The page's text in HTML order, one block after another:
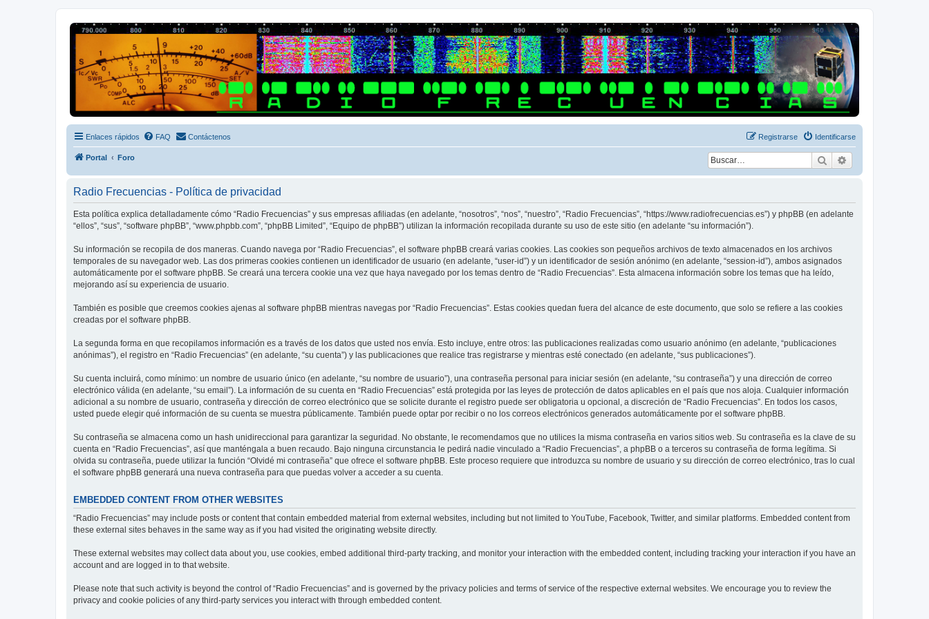
Radio Frecuencias
Foro de Radio Frecuencias
Enlaces rápidos FAQ Contáctenos Identificarse
Registrarse
Portal Foro Buscar
Radio Frecuencias - Política de privacidad
Esta política explica detalladamente cómo “Radio Frecuencias” y sus empresas afiliadas (en adelante, “nosotros”, “nos”, “nuestro”, “Radio Frecuencias”, “https://www.radiofrecuencias.es”) y phpBB (en adelante
“ellos”, “sus”, “software phpBB”, “www.phpbb.com”, “phpBB Limited”, “Equipo de phpBB”) utilizan la información recopilada durante su uso de este sitio (en adelante “su información”).
Su información se recopila de dos maneras. Cuando navega por “Radio Frecuencias”, el software phpBB creará varias cookies. Las cookies son pequeños archivos de texto almacenados en los archivos
temporales de su navegador web. Las dos primeras cookies contienen un identificador de usuario (en adelante, “user-id”) y un identificador de sesión anónimo (en adelante, “session-id”), ambos asignados
automáticamente por el software phpBB. Se creará una tercera cookie una vez que haya navegado por los temas dentro de “Radio Frecuencias”. Esta almacena información sobre los temas que ha leído,
mejorando así su experiencia de usuario.
También es posible que creemos cookies ajenas al software phpBB mientras navegas por “Radio Frecuencias”. Estas cookies quedan fuera del alcance de este documento, que solo se refiere a las cookies
creadas por el software phpBB.
La segunda forma en que recopilamos información es a través de los datos que usted nos envía. Esto incluye, entre otros: las publicaciones realizadas como usuario anónimo (en adelante, “publicaciones
anónimas”), el registro en “Radio Frecuencias” (en adelante, “su cuenta”) y las publicaciones que realice tras registrarse y mientras esté conectado (en adelante, “sus publicaciones”).
Su cuenta incluirá, como mínimo: un nombre de usuario único (en adelante, “su nombre de usuario”), una contraseña personal para iniciar sesión (en adelante, “su contraseña”) y una dirección de correo
electrónico válida (en adelante, “su email”). La información de su cuenta en “Radio Frecuencias” está protegida por las leyes de protección de datos aplicables en el país que nos aloja. Cualquier información
adicional a su nombre de usuario, contraseña y dirección de correo electrónico que se solicite durante el registro puede ser obligatoria u opcional, a discreción de “Radio Frecuencias”. En todos los casos,
usted puede elegir qué información de su cuenta se muestra públicamente. También puede optar por recibir o no los correos electrónicos generados automáticamente por el software phpBB.
Su contraseña se almacena como un hash unidireccional para garantizar la seguridad. No obstante, le recomendamos que no utilices la misma contraseña en varios sitios web. Su contraseña es la clave de su
cuenta en “Radio Frecuencias”, así que manténgala a buen recaudo. Bajo ninguna circunstancia le pedirá nadie vinculado a “Radio Frecuencias”, a phpBB o a terceros su contraseña de forma legítima. Si
olvida su contraseña, puede utilizar la función “Olvidé mi contraseña” que ofrece el software phpBB. Este proceso requiere que introduzca su nombre de usuario y su dirección de correo electrónico, tras lo cual
el software phpBB generará una nueva contraseña para que puedas volver a acceder a su cuenta.
EMBEDDED CONTENT FROM OTHER WEBSITES
“Radio Frecuencias” may include posts or content that contain embedded material from external websites, including but not limited to YouTube, Facebook, Twitter, and similar platforms. Embedded content from
these external sites behaves in the same way as if you had visited the originating website directly.
These external websites may collect data about you, use cookies, embed additional third-party tracking, and monitor your interaction with the embedded content, including tracking your interaction if you have an
account and are logged in to that website.
Please note that such activity is beyond the control of “Radio Frecuencias” and is governed by the privacy policies and terms of service of the respective external websites. We encourage you to review the
privacy and cookie policies of any third-party services you interact with through embedded content.